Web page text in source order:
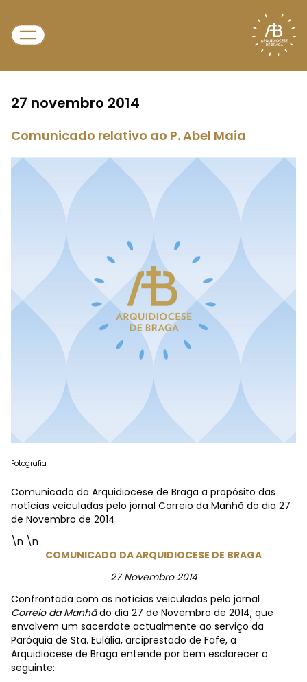
27 novembro 2014
Comunicado relativo ao P. Abel Maia
Fotografia
Comunicado da Arquidiocese de Braga a propósito das
notícias veiculadas pelo jornal Correio da Manhã do dia 27
de Novembro de 2014
\n \n
COMUNICADO DA ARQUIDIOCESE DE BRAGA
27 Novembro 2014
Confrontada com as notícias veiculadas pelo jornal
Correio da Manhãdo dia 27 de Novembro de 2014, que
envolvem um sacerdote actualmente ao serviço da
Paróquia de Sta. Eulália, arciprestado de Fafe, a
Arquidiocese de Braga entende por bem esclarecer o
seguinte: